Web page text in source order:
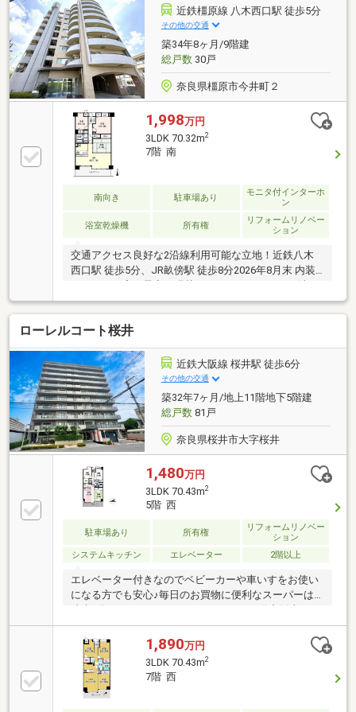
分・JR桜井線 畝傍駅徒歩5分・近鉄大阪線大和八木駅
徒歩9分）☆バリアフリーに配慮したフルフラット設
計☆宅配ボックス完備☆床暖房あり（リビング）☆住
宅性能評価書付☆24時間セキュリティシステム完備(セ
コム)
近鉄橿原線 八木西口駅 徒歩5分
その他の交通
築34年8ヶ月/9階建
総戸数30戸
奈良県橿原市今井町２
1,998万円
3LDK 70.32m2
7階 南
南向き 駐車場あり
モニタ付インターホ
ン
浴室乾燥機 所有権
リフォームリノベー
ション
交通アクセス良好な2沿線利用可能な立地！近鉄八木
西口駅 徒歩5分、JR畝傍駅 徒歩8分2026年8月末 内装
面・トイレ）、フローリング、壁・天井クロス交換：
システムキッチン、ユニットバス、給湯器、洗面化粧
台、トイレ、畳、ダウンライト球その他：床暖房補
修、照明取付、建具新調 ・専有面積70.32㎡・3LDK・
床暖房あり（LD部分）・南向き、10階建て7階部分・
バイク置場 空有（10000円/年）・駐輪場 空有（子供
用500年/年、大人用1000円/年）ご質問等お気軽にお
問い合わせください。〈教育施設〉・今井小学校まで
約500ｍ・大成中学校まで約950ｍ
ローレルコート桜井
近鉄大阪線 桜井駅 徒歩6分
その他の交通
築32年7ヶ月/地上11階地下5階建
総戸数81戸
奈良県桜井市大字桜井
1,480万円
3LDK 70.43m2
5階 西
駐車場あり 所有権
リフォームリノベー
ション
システムキッチン
エレベーター 2階以上
エレベーター付きなのでベビーカーや車いすをお使い
になる方でも安心♪毎日のお買物に便利なスーパーは
動産取引で安心を皆様にお届けさせて頂きます。■当
店の強みは「誠実・丁寧・真面目」■ご購入の流れか
らリフォーム工事まで全てお任せ下さい。■物件探し
の注意点等、良い事だけでなく懸念点までしっかりと
お知らせしております。■お得な金利のご提案（融資
中・返済相談・女性単身・派遣社員・非正規雇用の方
1,890万円
3LDK 70.43m2
7階 西